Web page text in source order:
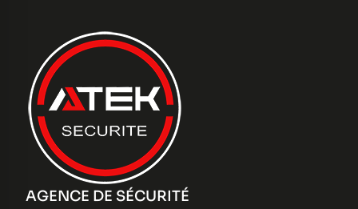
AGENCE DE SÉCURITÉ